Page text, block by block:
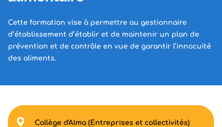
Cette formation vise à permettre au gestionnaire
d’établissement d’établir et de maintenir un plan de
prévention et de contrôle en vue de garantir l’innocuité
des aliments.
Collège d'Alma (Entreprises et collectivités)